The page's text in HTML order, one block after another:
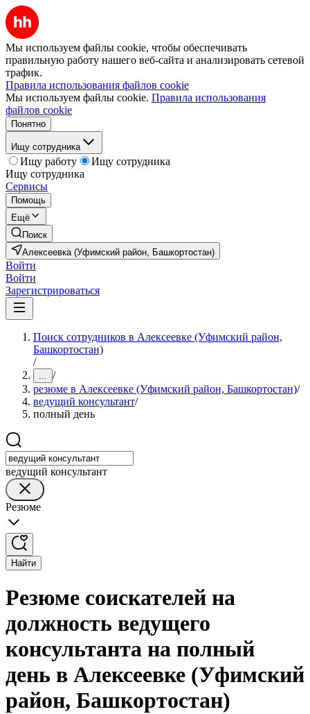
Мы используем файлы cookie, чтобы обеспечивать
правильную работу нашего веб-сайта и анализировать сетевой
трафик.
Правила использования файлов cookie
Мы используем файлы cookie. Правила использования
файлов cookie
Понятно
Ищу сотрудника
Ищу работу
Ищу сотрудника
Ищу сотрудника
Сервисы
Помощь
Ещё
Поиск
Алексеевка (Уфимский район, Башкортостан)
Войти
Войти
Зарегистрироваться
Поиск сотрудников в Алексеевке (Уфимский район,
Башкортостан)
/
... /
резюме в Алексеевке (Уфимский район, Башкортостан)/
ведущий консультант/
полный день
ведущий консультант
Резюме
Найти
Резюме соискателей на
должность ведущего
консультанта на полный
день в Алексеевке (Уфимский
район, Башкортостан)